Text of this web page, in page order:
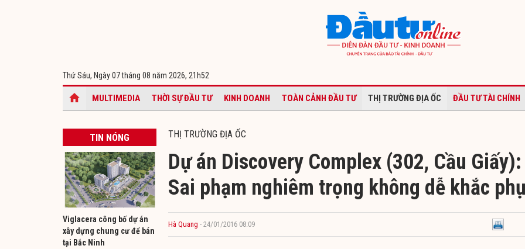
Thứ Sáu, Ngày 07 tháng 08 năm 2026, 21h52
MULTIMEDIA THỜI SỰ ĐẦU TƯ KINH DOANH TOÀN CẢNH ĐẦU TƯ THỊ TRƯỜNG ĐỊA ỐC ĐẦU TƯ TÀI CHÍNH
TIN NÓNG
Viglacera công bố dự án
xây dựng chung cư để bán
tại Bắc Ninh
THỊ TRƯỜNG ĐỊA ỐC
Dự án Discovery Complex (302, Cầu Giấy):
Sai phạm nghiêm trọng không dễ khắc
Hà Quang - 24/01/2016 08:09